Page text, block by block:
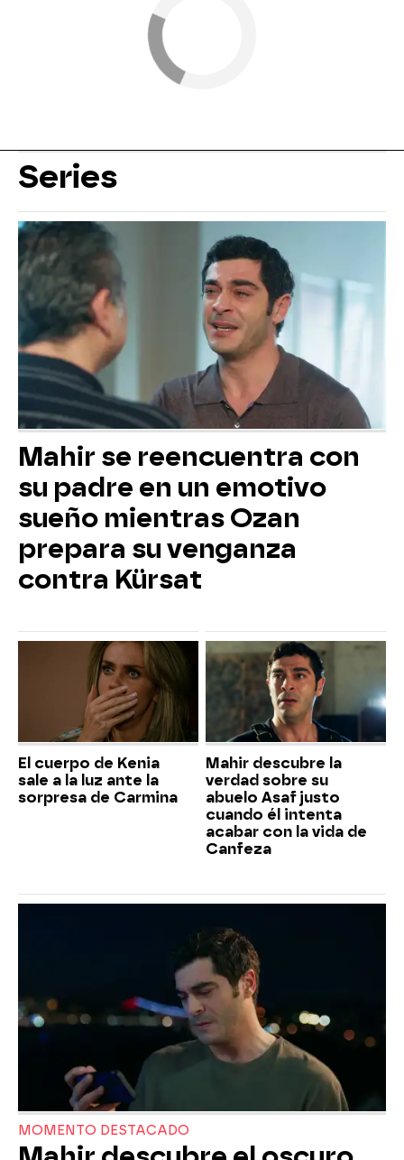
Series
Mahir se reencuentra con
su padre en un emotivo
sueño mientras Ozan
prepara su venganza
contra Kürsat
El cuerpo de Kenia
sale a la luz ante la
sorpresa de Carmina
Mahir descubre la
verdad sobre su
abuelo Asaf justo
cuando él intenta
acabar con la vida de
Canfeza
MOMENTO DESTACADO